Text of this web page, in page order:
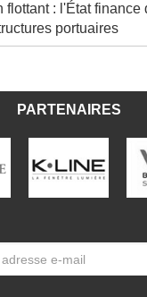
flottant : l'État finance